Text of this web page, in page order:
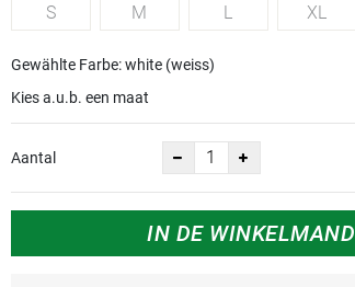
S M L XL
Gewählte Farbe: white (weiss)
Kies a.u.b. een maat
Aantal
IN DE WINKELMAND